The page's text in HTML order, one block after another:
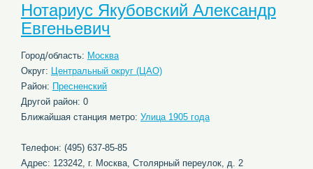
Нотариус Якубовский Александр
Евгеньевич
Город/область: Москва
Округ: Центральный округ (ЦАО)
Район: Пресненский
Другой район: 0
Ближайшая станция метро: Улица 1905 года
Телефон: (495) 637-85-85
Адрес: 123242, г. Москва, Столярный переулок, д. 2